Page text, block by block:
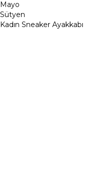
Mayo
Sütyen
Kadın Sneaker Ayakkabı